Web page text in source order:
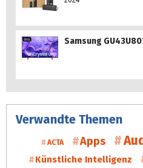
Samsung
Verwandte Themen
ACTA Apps
Künstliche Intelligenz